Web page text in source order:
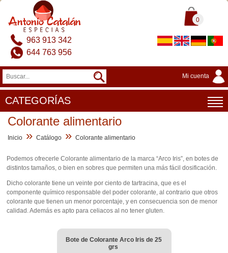
0
963 913 342
644 763 956
Mi cuenta
CATEGORÍAS
Colorante alimentario
Inicio » Catálogo » Colorante alimentario
Podemos ofrecerle Colorante alimentario de la marca “Arco Iris”, en botes de
distintos tamaños, o bien en sobres que permiten una más fácil dosificación.
Dicho colorante tiene un veinte por ciento de tartracina, que es el
componente químico responsable del poder colorante, al contrario que otros
colorante que tienen un menor porcentaje, y en consecuencia son de menor
calidad. Además es apto para celiacos al no tener gluten.
Bote de Colorante Arco Iris de 25
grs